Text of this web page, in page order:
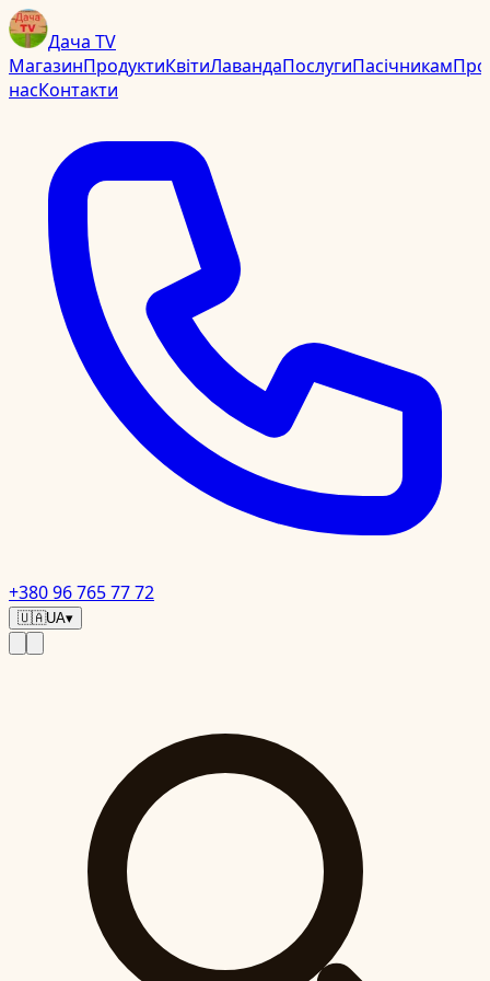
Дача TV
МагазинПродуктиКвітиЛавандаПослугиПасічникамПро
насКонтакти
+380 96 765 77 72
🇺🇦UA▾